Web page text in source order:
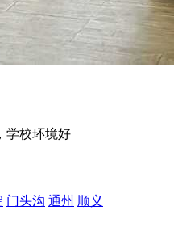
学校环境好
门头沟 通州 顺义